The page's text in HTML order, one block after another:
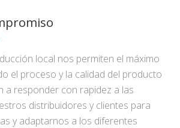
local nos permiten el máximo
el proceso y la calidad del producto
a responder con rapidez a las
distribuidores y clientes para
y adaptarnos a los diferentes